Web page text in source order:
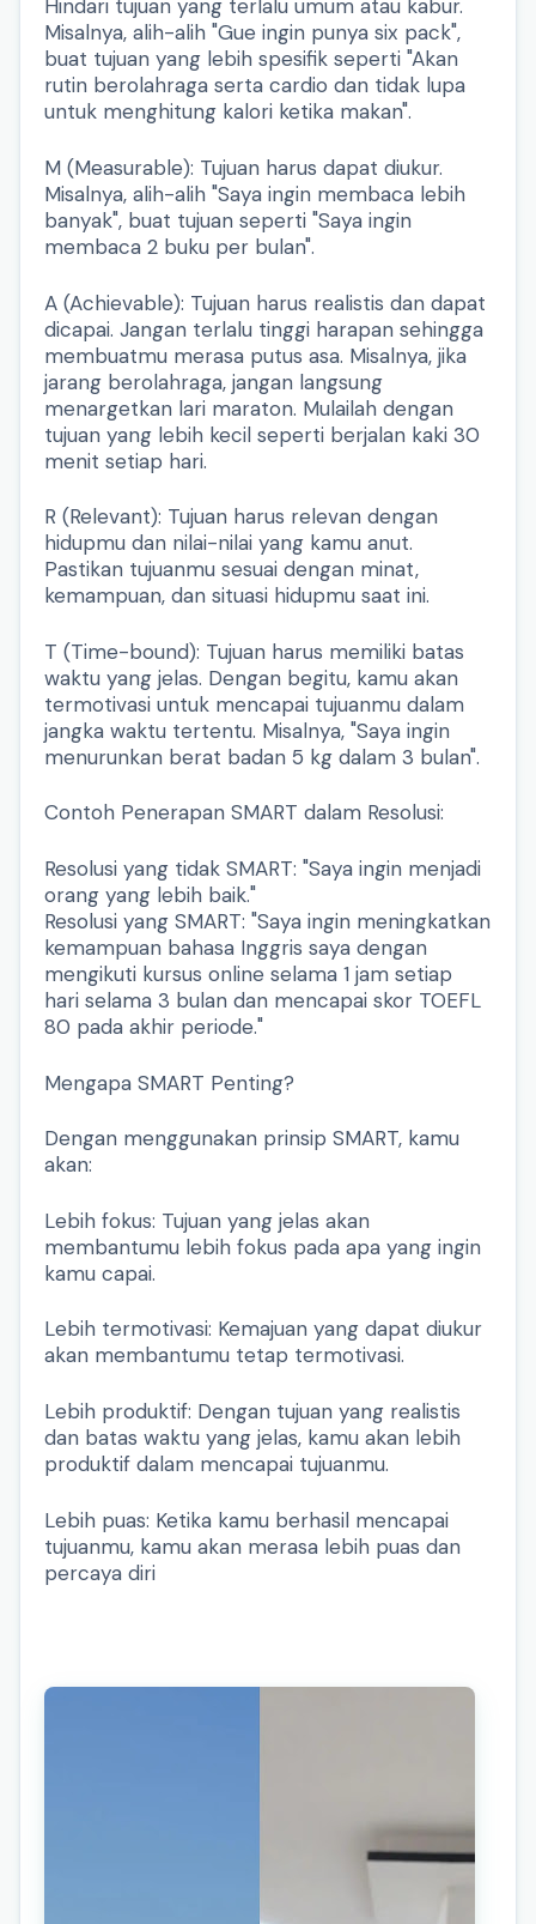
Hindari tujuan yang terlalu umum atau kabur.
Misalnya, alih-alih "Gue ingin punya six pack",
buat tujuan yang lebih spesifik seperti "Akan
rutin berolahraga serta cardio dan tidak lupa
untuk menghitung kalori ketika makan".
M (Measurable): Tujuan harus dapat diukur.
Misalnya, alih-alih "Saya ingin membaca lebih
banyak", buat tujuan seperti "Saya ingin
membaca 2 buku per bulan".
A (Achievable): Tujuan harus realistis dan dapat
dicapai. Jangan terlalu tinggi harapan sehingga
membuatmu merasa putus asa. Misalnya, jika
jarang berolahraga, jangan langsung
menargetkan lari maraton. Mulailah dengan
tujuan yang lebih kecil seperti berjalan kaki 30
menit setiap hari.
R (Relevant): Tujuan harus relevan dengan
hidupmu dan nilai-nilai yang kamu anut.
Pastikan tujuanmu sesuai dengan minat,
kemampuan, dan situasi hidupmu saat ini.
T (Time-bound): Tujuan harus memiliki batas
waktu yang jelas. Dengan begitu, kamu akan
termotivasi untuk mencapai tujuanmu dalam
jangka waktu tertentu. Misalnya, "Saya ingin
menurunkan berat badan 5 kg dalam 3 bulan".
Contoh Penerapan SMART dalam Resolusi:
Resolusi yang tidak SMART: "Saya ingin menjadi
orang yang lebih baik."
Resolusi yang SMART: "Saya ingin meningkatkan
kemampuan bahasa Inggris saya dengan
mengikuti kursus online selama 1 jam setiap
hari selama 3 bulan dan mencapai skor TOEFL
80 pada akhir periode."
Mengapa SMART Penting?
Dengan menggunakan prinsip SMART, kamu
akan:
Lebih fokus: Tujuan yang jelas akan
membantumu lebih fokus pada apa yang ingin
kamu capai.
Lebih termotivasi: Kemajuan yang dapat diukur
akan membantumu tetap termotivasi.
Lebih produktif: Dengan tujuan yang realistis
dan batas waktu yang jelas, kamu akan lebih
produktif dalam mencapai tujuanmu.
Lebih puas: Ketika kamu berhasil mencapai
tujuanmu, kamu akan merasa lebih puas dan
percaya diri